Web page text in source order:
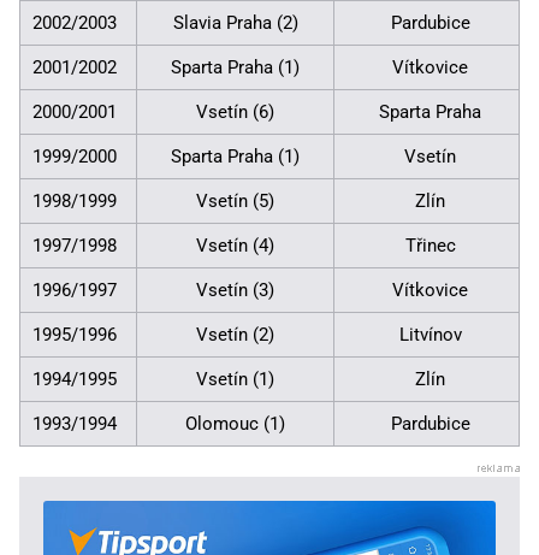
2002/2003 Slavia Praha (2) Pardubice
2001/2002 Sparta Praha (1) Vítkovice
2000/2001 Vsetín (6) Sparta Praha
1999/2000 Sparta Praha (1) Vsetín
1998/1999 Vsetín (5) Zlín
1997/1998 Vsetín (4) Třinec
1996/1997 Vsetín (3) Vítkovice
1995/1996 Vsetín (2) Litvínov
1994/1995 Vsetín (1) Zlín
1993/1994 Olomouc (1) Pardubice